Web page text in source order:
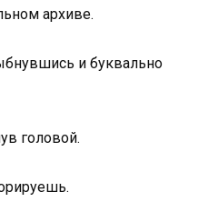
архиве.
и буквально
головой.